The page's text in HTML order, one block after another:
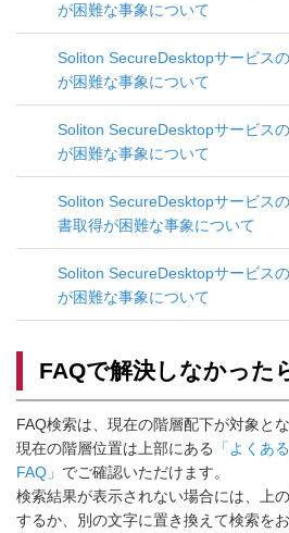
が困難な事象について
Soliton SecureDesktopサービス
が困難な事象について
Soliton SecureDesktopサービス
が困難な事象について
Soliton SecureDesktopサービス
書取得が困難な事象について
Soliton SecureDesktopサービス
が困難な事象について
FAQで解決しなかった
FAQ検索は、現在の階層配下が対象とな
現在の階層位置は上部にある
「よく
FAQ」 でご確認いただけます。
検索結果が表示されない場合には、上
するか、別の文字に置き換えて検索をお